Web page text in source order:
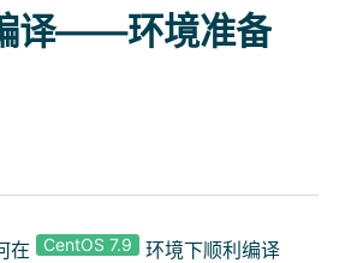
译——环境准备
在 CentOS 7.9
环境下顺利编译